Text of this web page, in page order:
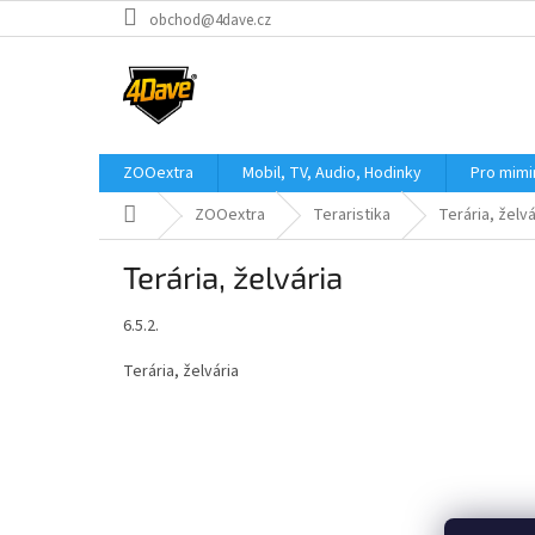
na
obchod@4dave.cz
ZOOextra Mobil, TV, Audio, Hodinky Pro
Domů ZOOextra Teraristika Terária,
Terária, želvária
6.5.2.
Terária, želvária